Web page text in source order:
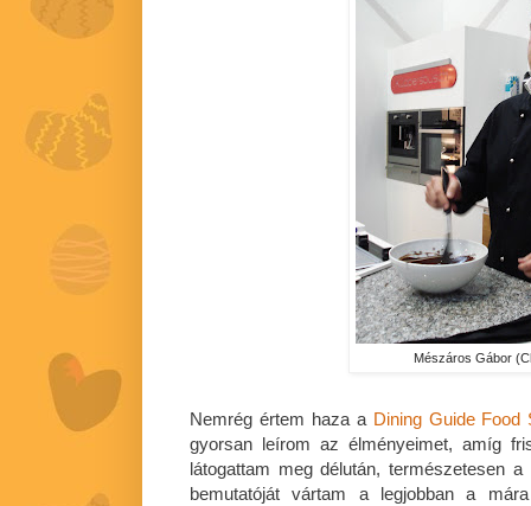
Mészáros Gábor
Nemrég értem haza a Dining Guide Food
gyorsan leírom az élményeimet, amíg
látogattam meg délután, természetesen
bemutatóját vártam a legjobban a